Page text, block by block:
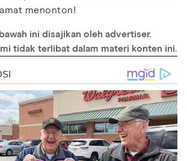
menonton!
ini disajikan oleh advertiser.
tidak terlibat dalam materi konten ini.